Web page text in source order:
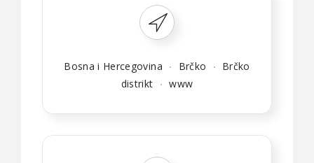
Bosna i Hercegovina Brčko
Brčko
distrikt
www